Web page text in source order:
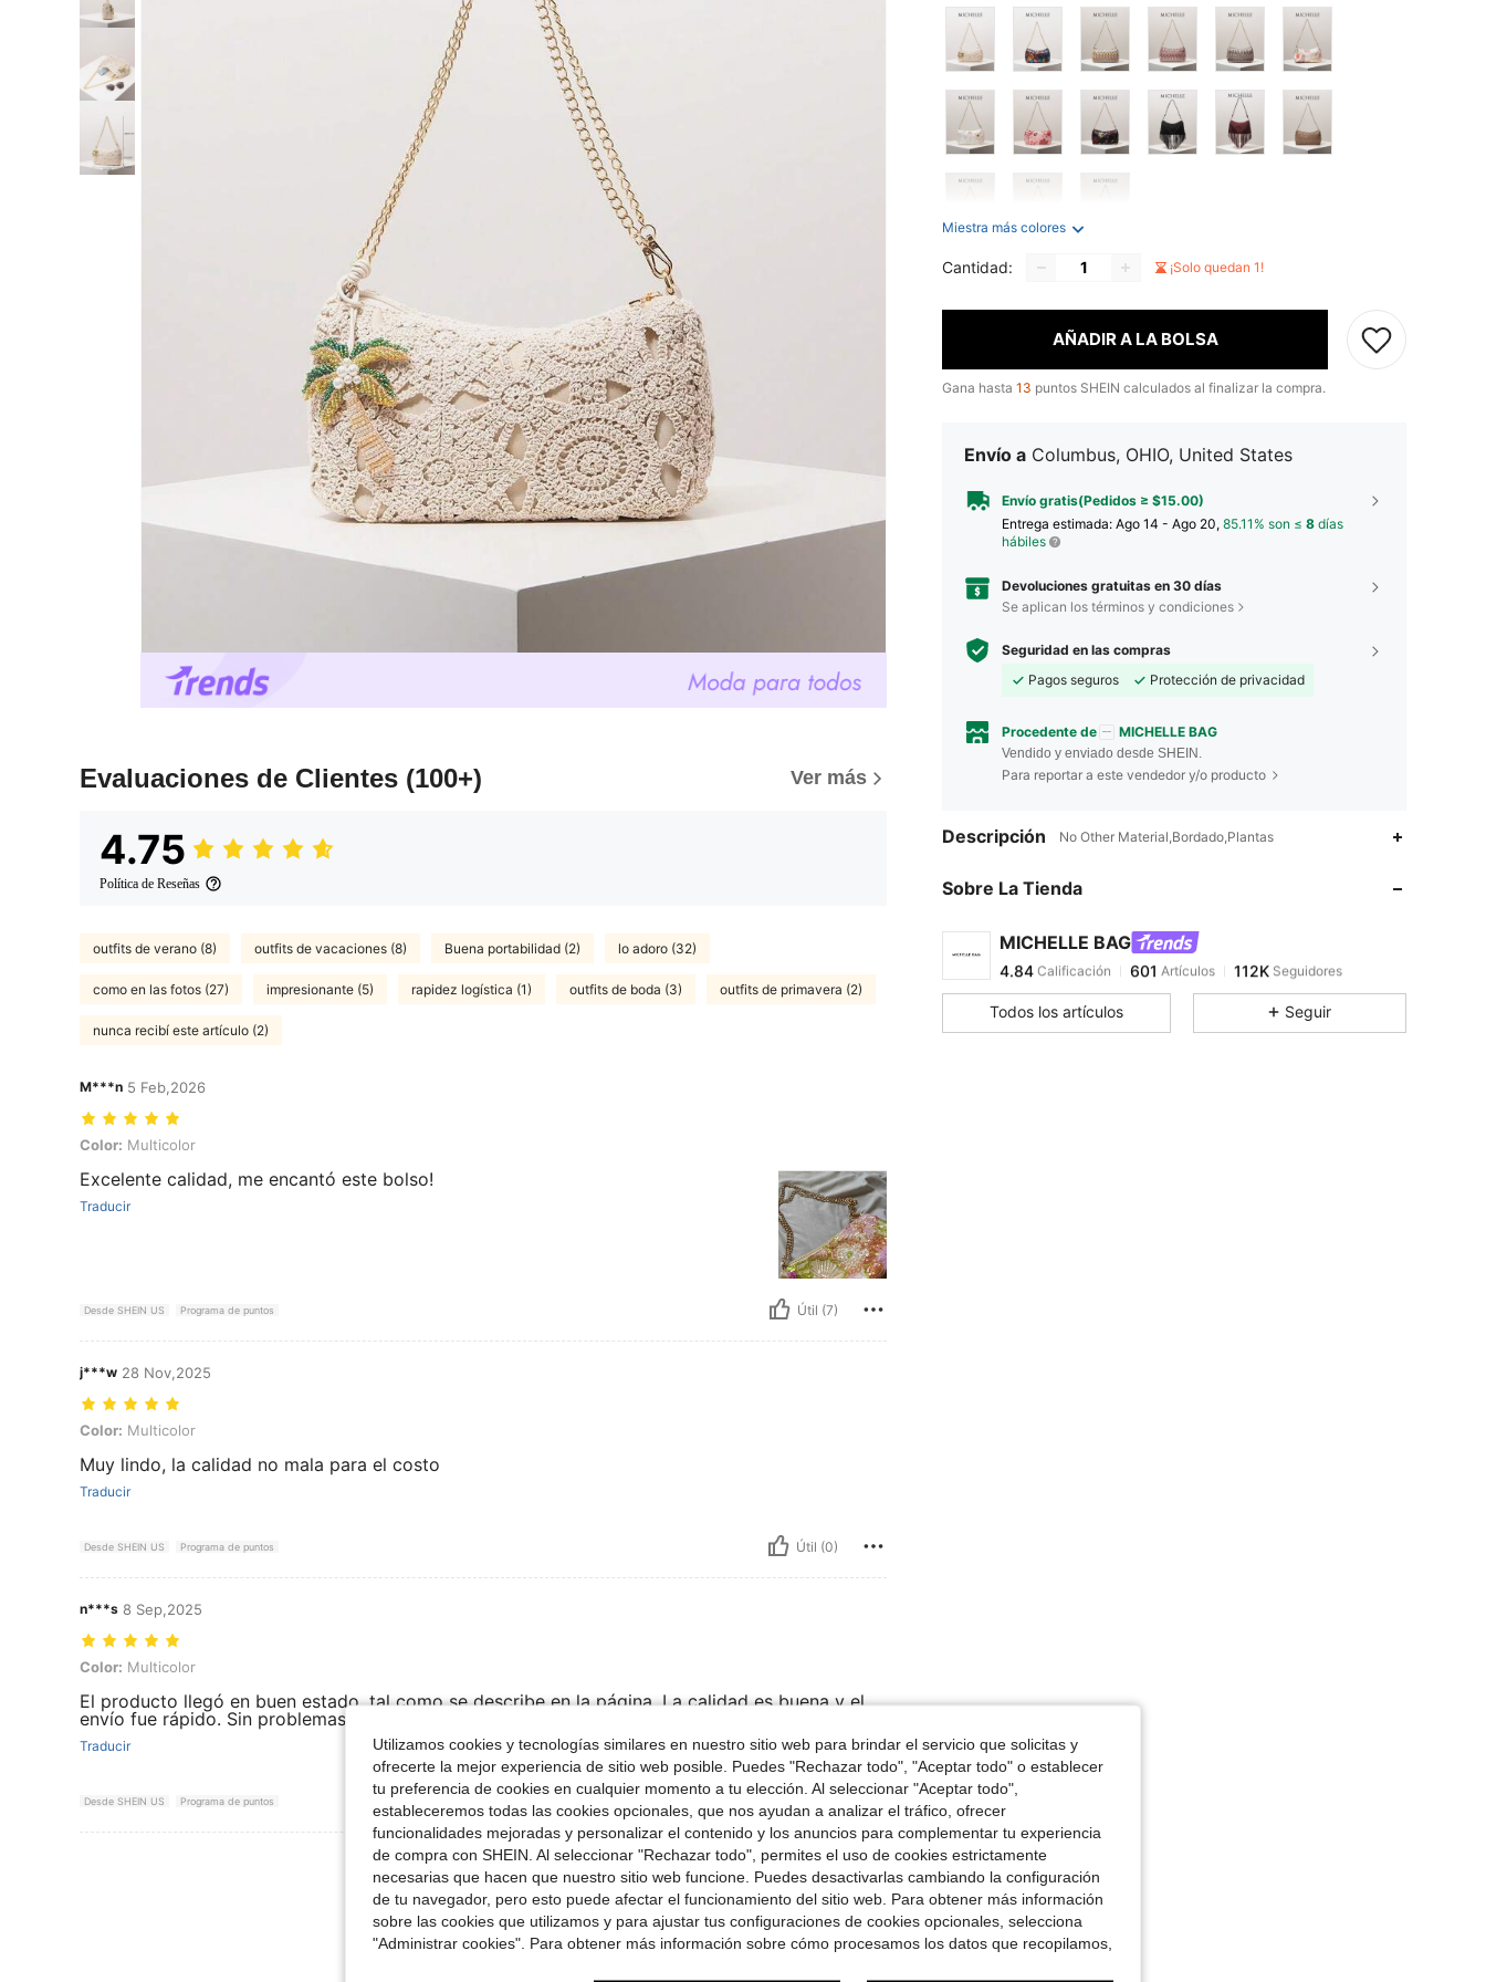
Evaluaciones de Clientes (100+) Ver más
4.75
Política de Reseñas
outfits de verano (8) outfits de vacaciones (8) Buena portabilidad (2) lo adoro (32)
como en las fotos (27) impresionante (5) rapidez logística (1) outfits de boda (3) outfits de primavera (2)
nunca recibí este artículo (2)
M***n 5 Feb,2026
Color: Multicolor
Color: Multicolor
Excelente calidad, me encantó este bolso!
Traducir
Desde SHEIN US Programa de puntos Útil (7)
j***w 28 Nov,2025
Color: Multicolor
Color: Multicolor
Muy lindo, la calidad no mala para el costo
Traducir
Desde SHEIN US Programa de puntos Útil (0)
n***s 8 Sep,2025
Color: Multicolor
Color: Multicolor
El producto llegó en buen estado, tal como se describe en la página. La calidad es buena y el
envío fue rápido. Sin problemas hasta ahora, lo recomiendo.
Traducir
Desde SHEIN US Programa de puntos
Ver Más Reseñas
Miestra más colores
Cantidad: ¡Solo quedan 1!
AÑADIR A LA BOLSA
Gana hasta 13 puntos SHEIN calculados al finalizar la compra.
Envío a Columbus, OHIO, United States
Envío gratis(Pedidos ≥ $15.00)
Entrega estimada: Ago 14 - Ago 20, 85.11% son ≤ 8 días
hábiles
Devoluciones gratuitas en 30 días
Se aplican los términos y condiciones
Seguridad en las compras
Pagos seguros
Protección de privacidad
Procedente de MICHELLE BAG
Vendido y enviado desde SHEIN.
Para reportar a este vendedor y/o producto
Descripción No Other Material,Bordado,Plantas
Sobre La Tienda
MICHELLE BAG
4.84
4.84 601Artículos
a***epagó Hace 17 horas
4.84
Todos los artículos Seguir
Utilizamos cookies y tecnologías similares en nuestro sitio web para brindar el servicio que solicitas y
ofrecerte la mejor experiencia de sitio web posible. Puedes "Rechazar todo", "Aceptar todo" o establecer
tu preferencia de cookies en cualquier momento a tu elección. Al seleccionar "Aceptar todo",
estableceremos todas las cookies opcionales, que nos ayudan a analizar el tráfico, ofrecer
funcionalidades mejoradas y personalizar el contenido y los anuncios para complementar tu experiencia
de compra con SHEIN. Al seleccionar "Rechazar todo", permites el uso de cookies estrictamente
necesarias que hacen que nuestro sitio web funcione. Puedes desactivarlas cambiando la configuración
de tu navegador, pero esto puede afectar el funcionamiento del sitio web. Para obtener más información
sobre las cookies que utilizamos y para ajustar tus configuraciones de cookies opcionales, selecciona
"Administrar cookies". Para obtener más información sobre cómo procesamos los datos que recopilamos,